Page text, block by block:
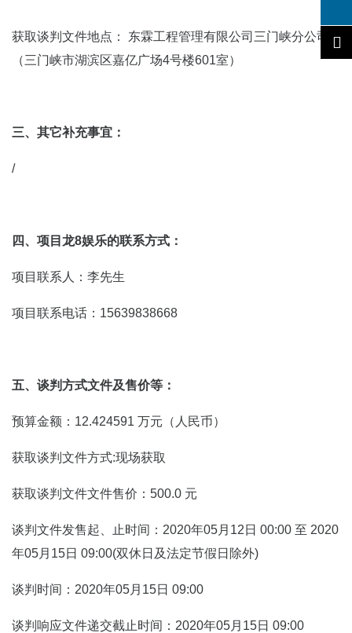
获取谈判文件地点： 东霖工程管理有限公司三门峡分公司
（三门峡市湖滨区嘉亿广场4号楼601室）
三、其它补充事宜：
/
四、项目龙8娱乐的联系方式：
项目联系人：李先生
项目联系电话：15639838668
五、谈判方式文件及售价等：
预算金额：12.424591 万元（人民币）
获取谈判文件方式:现场获取
获取谈判文件文件售价：500.0 元
谈判文件发售起、止时间：2020年05月12日 00:00 至 2020
年05月15日 09:00(双休日及法定节假日除外)
谈判时间：2020年05月15日 09:00
谈判响应文件递交截止时间：2020年05月15日 09:00